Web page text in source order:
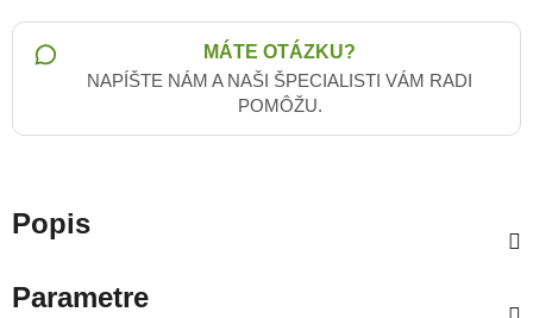
MÁTE OTÁZKU?
NAPÍŠTE NÁM A NAŠI ŠPECIALISTI VÁM RADI
POMÔŽU.
Popis
Parametre